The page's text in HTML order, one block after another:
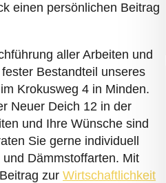
einen persönlichen Beitrag
aller Arbeiten und
Bestandteil unseres
Krokusweg 4 in Minden.
Neuer Deich 12 in der
und Ihre Wünsche sind
Sie gerne individuell
Dämmstoffarten. Mit
zur Wirtschaftlichkeit